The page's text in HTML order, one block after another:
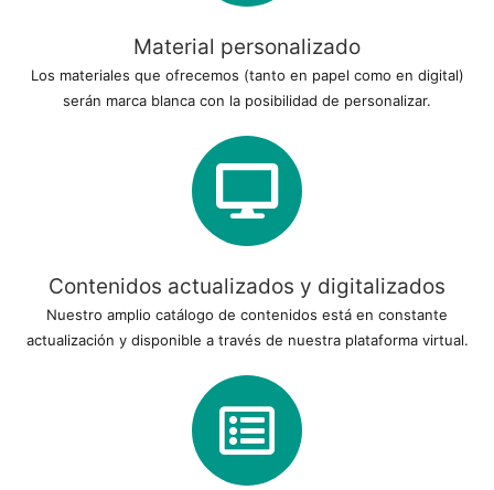
Material personalizado
Los materiales que ofrecemos (tanto en papel como en digital)
serán marca blanca con la posibilidad de personalizar.
Contenidos actualizados y digitalizados
Nuestro amplio catálogo de contenidos está en constante
actualización y disponible a través de nuestra plataforma virtual.